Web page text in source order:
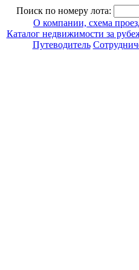
Поиск по номеру лота:
О компании, схема
Каталог недвижимости за
Путеводитель